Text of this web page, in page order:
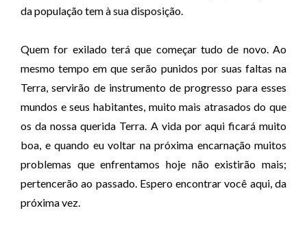
da população tem à sua disposição.
Quem for exilado terá que começar tudo de novo. Ao
mesmo tempo em que serão punidos por suas faltas na
Terra, servirão de instrumento de progresso para esses
mundos e seus habitantes, muito mais atrasados do que
os da nossa querida Terra. A vida por aqui ficará muito
boa, e quando eu voltar na próxima encarnação muitos
problemas que enfrentamos hoje não existirão mais;
pertencerão ao passado. Espero encontrar você aqui, da
próxima vez.